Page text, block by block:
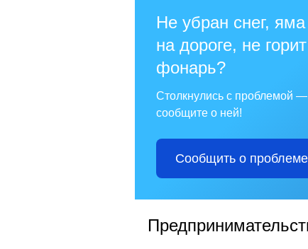
Не убран снег, яма
на дороге, не горит
фонарь?
Столкнулись с проблемой —
сообщите о ней!
Сообщить о проблеме